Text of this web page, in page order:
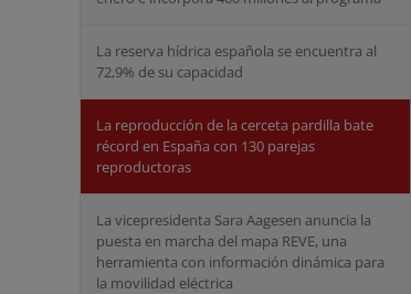
La reserva hídrica española se encuentra al
72,9% de su capacidad
La reproducción de la cerceta pardilla bate
récord en España con 130 parejas
reproductoras
La vicepresidenta Sara Aagesen anuncia la
puesta en marcha del mapa REVE, una
herramienta con información dinámica para
la movilidad eléctrica